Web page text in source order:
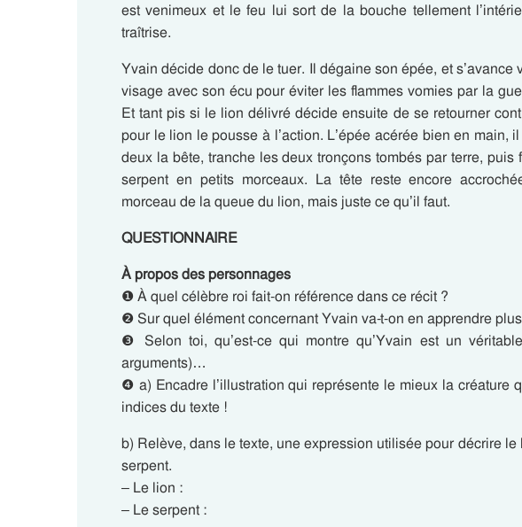
est venimeux et le feu lui sort de la bouche tellement
traîtrise.
Yvain décide donc de le tuer. Il dégaine son épée, et s’avance
visage avec son écu pour éviter les flammes vomies par la
Et tant pis si le lion délivré décide ensuite de se retourner
pour le lion le pousse à l’action. L’épée acérée bien en main,
deux la bête, tranche les deux tronçons tombés par terre, puis
serpent en petits morceaux. La tête reste encore
morceau de la queue du lion, mais juste ce qu’il faut.
QUESTIONNAIRE
À propos des personnages
❶ À quel célèbre roi fait-on référence dans ce récit ?
❷ Sur quel élément concernant Yvain va-t-on en apprendre
❸ Selon toi, qu’est-ce qui montre qu’Yvain est un
arguments)…
❹ a) Encadre l’illustration qui représente le mieux la créature
indices du texte !
b) Relève, dans le texte, une expression utilisée pour décrire
serpent.
– Le lion :
– Le serpent :